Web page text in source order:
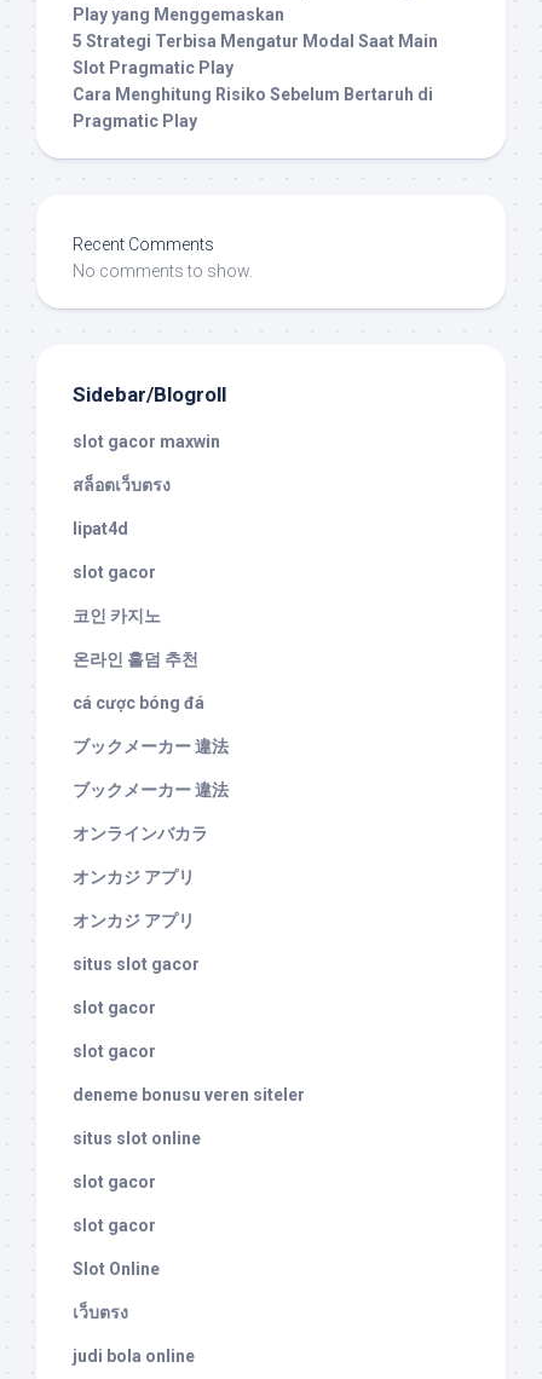
Play yang Menggemaskan
5 Strategi Terbisa Mengatur Modal Saat Main
Slot Pragmatic Play
Cara Menghitung Risiko Sebelum Bertaruh di
Pragmatic Play
Recent Comments
No comments to show.
Sidebar/Blogroll
slot gacor maxwin
สล็อตเว็บตรง
lipat4d
slot gacor
코인 카지노
온라인 홀덤 추천
cá cược bóng đá
ブックメーカー 違法
ブックメーカー 違法
オンラインバカラ
オンカジ アプリ
オンカジ アプリ
situs slot gacor
slot gacor
slot gacor
deneme bonusu veren siteler
situs slot online
slot gacor
slot gacor
Slot Online
เว็บตรง
judi bola online